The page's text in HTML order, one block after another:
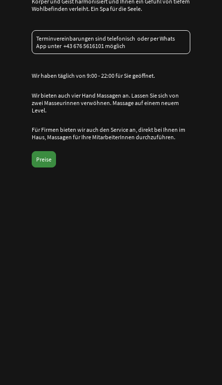
Wohlbefinden verleiht. Ein Spa für die Seele.
Terminvereinbarungen sind telefonisch oder per Whats
App unter +43 676 5616101 möglich
Wir haben täglich von 9:00 - 22:00 für Sie geöffnet.
Wir bieten auch vier Hand Massagen an. Lassen Sie sich von
zwei Masseurinnen verwöhnen. Massage auf einem neuem
Level.
Für Firmen bieten wir auch den Service an, direkt bei Ihnen im
Haus, Massagen für Ihre MitarbeiterInnen durchzuführen.
Preise